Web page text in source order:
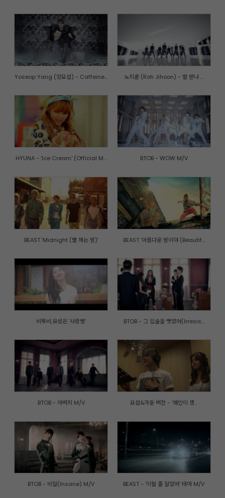
Yoseop Yang (양요섭) - Caffeine... 노지훈 (Roh Jihoon) - 벌 받나 ...
HYUNA - 'Ice Cream' (Official M... BTOB - WOW M/V
BEAST 'Midnight (별 헤는 밤)' BEAST '아름다운 밤이야 (Beautif...
비투비,유성은 '사랑병' BTOB - 그 입술을 뺏었어(Irresis...
BTOB - 아버지 M/V 요섭&가윤 버전 - '애인이 생...
BTOB - 비밀(Insane) M/V BEAST - '이럴 줄 알았어' 테마 M/V
개인정보취급방침 이메일주소 무단수집거부|내부자신고제도
© CUBE ENTERTAINMENT. All rights reserved.